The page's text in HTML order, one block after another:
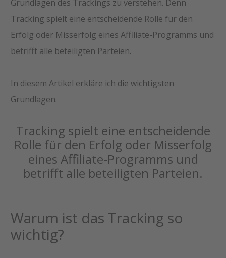
Grundlagen des Trackings zu verstehen. Denn
Tracking spielt eine entscheidende Rolle für den
Erfolg oder Misserfolg eines Affiliate-Programms und
betrifft alle beteiligten Parteien.
In diesem Artikel erkläre ich die wichtigsten
Grundlagen.
Tracking spielt eine entscheidende
Rolle für den Erfolg oder Misserfolg
eines Affiliate-Programms und
betrifft alle beteiligten Parteien.
Warum ist das Tracking so
wichtig?